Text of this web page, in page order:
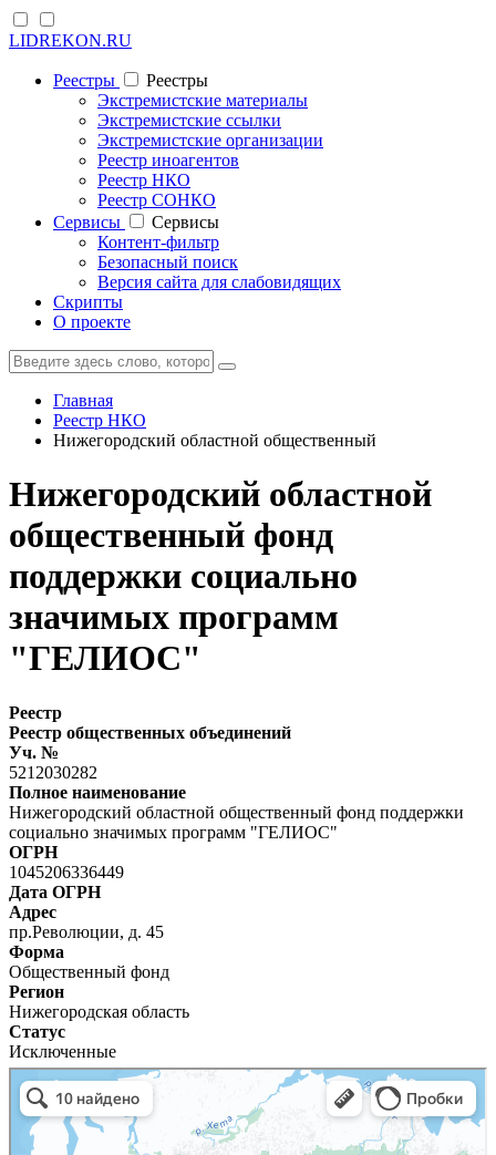
LIDREKON.RU
Реестры
Реестры
Экстремистские материалы
Экстремистские ссылки
Экстремистские организации
Реестр иноагентов
Реестр НКО
Реестр СОНКО
Cервисы
Cервисы
Контент-фильтр
Безопасный поиск
Версия сайта для слабовидящих
Скрипты
О проекте
Главная
Реестр НКО
Нижегородский областной общественный
Нижегородский областной
общественный фонд
поддержки социально
значимых программ
"ГЕЛИОС"
Реестр
Реестр общественных объединений
Уч. №
5212030282
Полное наименование
Нижегородский областной общественный фонд поддержки
социально значимых программ "ГЕЛИОС"
ОГРН
1045206336449
Дата ОГРН
Адрес
пр.Революции, д. 45
Форма
Общественный фонд
Регион
Нижегородская область
Статус
Исключенные